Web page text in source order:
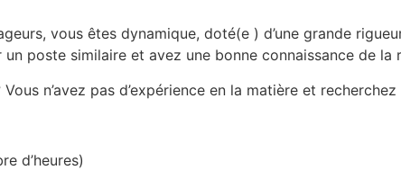
vous êtes dynamique, doté(e ) d’une grande
poste similaire et avez une bonne connaissance de
n’avez pas d’expérience en la matière et
d’heures)